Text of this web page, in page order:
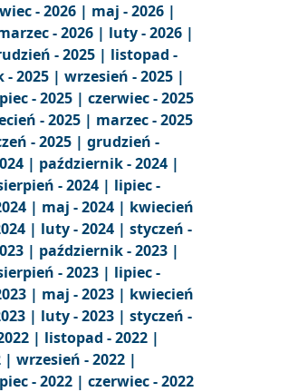
- 2026 | maj - 2026 |
- 2026 | luty - 2026 |
- 2025 | listopad -
- 2025 | wrzesień - 2025 |
- 2025 | czerwiec - 2025
- 2025 | marzec - 2025
- 2025 | grudzień -
| październik - 2024 |
- 2024 | lipiec -
| maj - 2024 | kwiecień
| luty - 2024 | styczeń -
| październik - 2023 |
- 2023 | lipiec -
| maj - 2023 | kwiecień
| luty - 2023 | styczeń -
| listopad - 2022 |
| wrzesień - 2022 |
- 2022 | czerwiec - 2022